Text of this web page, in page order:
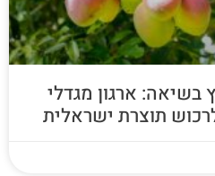
בשיאה: ארגון מגדלי
תוצרת ישראלית